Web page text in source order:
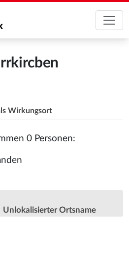
Wirkungsort
0 Personen:
Unlokalisierter Ortsname